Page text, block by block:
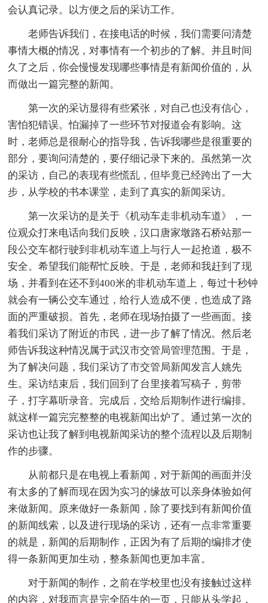
会认真记录。以方便之后的采访工作。
老师告诉我们，在接电话的时候，我们需要问清楚
事情大概的情况，对事情有一个初步的了解。并且时间
久了之后，你会慢慢发现哪些事情是有新闻价值的，从
而做出一篇完整的新闻。
第一次的采访显得有些紧张，对自己也没有信心，
害怕犯错误。怕漏掉了一些环节对报道会有影响。这
时，老师总是很耐心的指导我，告诉我哪些是很重要的
部分，要询问清楚的，要仔细记录下来的。虽然第一次
的采访，自己的表现有些慌乱，但毕竟已经跨出了一大
步，从学校的书本课堂，走到了真实的新闻采访。
第一次采访的是关于《机动车走非机动车道》，一
位观众打来电话向我们反映，汉口唐家墩路石桥站那一
段公交车都行驶到非机动车道上与行人一起抢道，极不
安全。希望我们能帮忙反映。于是，老师和我赶到了现
场，并看到在还不到400米的非机动车道上，每过十秒钟
就会有一辆公交车通过，给行人造成不便，也造成了路
面的严重破损。首先，老师在现场拍摄了一些画面。接
着我们采访了附近的市民，进一步了解了情况。然后老
师告诉我这种情况属于武汉市交管局管理范围。于是，
为了解决问题，我们采访了市交管局新闻发言人姚先
生。采访结束后，我们回到了台里接着写稿子，剪带
子，打字幕听录音。完成后，交给后期制作进行编排。
就这样一篇完完整整的电视新闻出炉了。通过第一次的
采访也让我了解到电视新闻采访的整个流程以及后期制
作的步骤。
从前都只是在电视上看新闻，对于新闻的画面并没
有太多的了解而现在因为实习的缘故可以亲身体验如何
来做新闻。原来做好一条新闻，除了要找到有新闻价值
的新闻线索，以及进行现场的采访，还有一点非常重要
的就是，新闻的后期制作，正因为有了后期的编排才使
得一条新闻更加生动，整条新闻也更加丰富。
对于新闻的制作，之前在学校里也没有接触过这样
的内容，对我而言是完全陌生的一页，只能从头学起，